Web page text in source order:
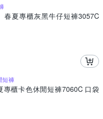
春夏專櫃灰黑牛仔短褲3057C
短褲
專櫃卡色休閒短褲7060C 口袋